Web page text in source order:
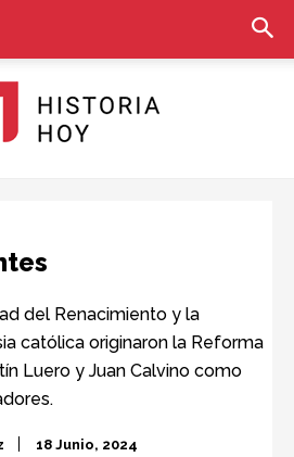
Hoy
del Renacimiento y la
católica originaron la Reforma
Luero y Juan Calvino como
18 Junio, 2024